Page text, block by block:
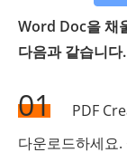
Word Doc을 채
다음과 같습니다.
01
PDF
다운로드하세요